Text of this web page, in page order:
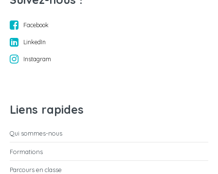
Facebook
LinkedIn
Instagram
Liens rapides
Qui sommes-nous
Formations
Parcours en classe